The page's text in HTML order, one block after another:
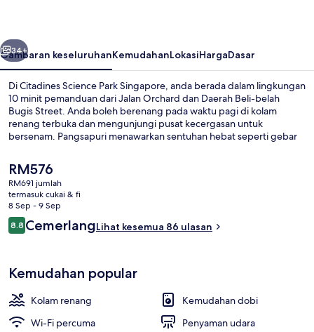
Seterusnya
34+
Gambaran keseluruhanKemudahanLokasiHargaDasar
Di Citadines Science Park Singapore, anda berada dalam lingkungan
10 minit pemanduan dari Jalan Orchard dan Daerah Beli-belah
Bugis Street. Anda boleh berenang pada waktu pagi di kolam
renang terbuka dan mengunjungi pusat kecergasan untuk
bersenam. Pangsapuri menawarkan sentuhan hebat seperti gebar
percuma. Hartanah ini terletak berdekatan dengan pengangkutan
awam: jarak Stesen Kent Ridge ialah 8 minit sahaja.
Harga
semasa
ialah
RM576
RM576
RM691 jumlah
termasuk cukai & fi
8 Sep - 9 Sep
Ulasan
8.88.8 daripada 10
CemerlangLihat kesemua 86 ulasan
Kemudahan popular
Kolam renang
Kemudahan dobi
Wi-Fi percuma
Penyaman udara